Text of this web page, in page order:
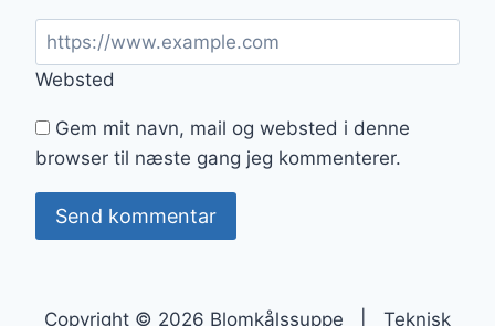
Websted
Gem mit navn, mail og websted i denne
browser til næste gang jeg kommenterer.
Copyright © 2026 Blomkålssuppe | Teknisk